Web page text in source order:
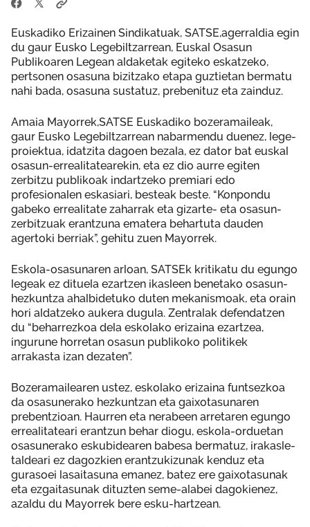
Euskadiko Erizainen Sindikatuak, SATSE,agerraldia egin
du gaur Eusko Legebiltzarrean, Euskal Osasun
Publikoaren Legean aldaketak egiteko eskatzeko,
pertsonen osasuna bizitzako etapa guztietan bermatu
nahi bada, osasuna sustatuz, prebenituz eta zainduz.
Amaia Mayorrek,SATSE Euskadiko bozeramaileak,
gaur Eusko Legebiltzarrean nabarmendu duenez, lege-
proiektua, idatzita dagoen bezala, ez dator bat euskal
osasun-errealitatearekin, eta ez dio aurre egiten
zerbitzu publikoak indartzeko premiari edo
profesionalen eskasiari, besteak beste. “Konpondu
gabeko errealitate zaharrak eta gizarte- eta osasun-
zerbitzuak erantzuna ematera behartuta dauden
agertoki berriak”, gehitu zuen Mayorrek.
Eskola-osasunaren arloan, SATSEk kritikatu du egungo
legeak ez dituela ezartzen ikasleen benetako osasun-
hezkuntza ahalbidetuko duten mekanismoak, eta orain
hori aldatzeko aukera dugula. Zentralak defendatzen
du “beharrezkoa dela eskolako erizaina ezartzea,
ingurune horretan osasun publikoko politikek
arrakasta izan dezaten”.
Bozeramailearen ustez, eskolako erizaina funtsezkoa
da osasunerako hezkuntzan eta gaixotasunaren
prebentzioan. Haurren eta nerabeen arretaren egungo
errealitateari erantzun behar diogu, eskola-orduetan
osasunerako eskubidearen babesa bermatuz, irakasle-
taldeari ez dagozkien erantzukizunak kenduz eta
gurasoei lasaitasuna emanez, batez ere gaixotasunak
eta ezgaitasunak dituzten seme-alabei dagokienez,
azaldu du Mayorrek bere esku-hartzean.